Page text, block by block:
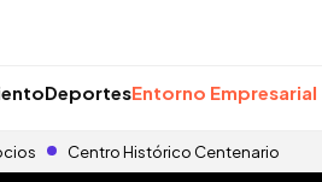
DeportesEntorno Empresarial
Centro Histórico Centenario